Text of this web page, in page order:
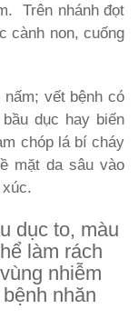
Trên nhánh đọt
cành non, cuống
vết bệnh có
dục hay biến
chóp lá bí cháy
mặt da sâu vào
dục to, màu
làm rách
nhiễm
nhăn